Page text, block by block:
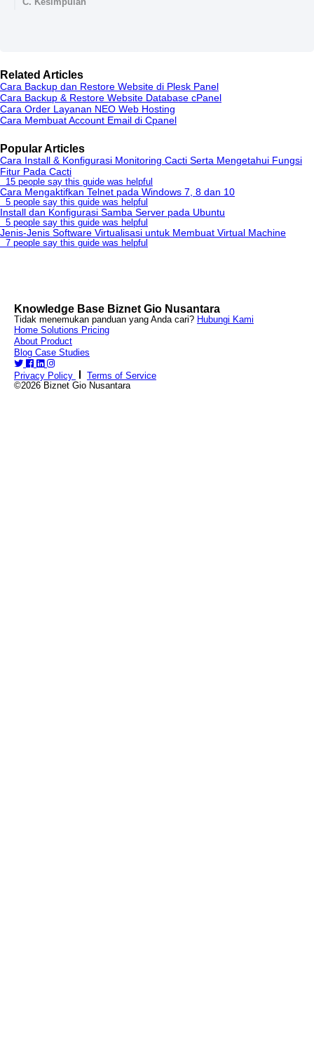
Related Articles
Cara Backup dan Restore Website di Plesk Panel
Cara Backup & Restore Website Database cPanel
Cara Order Layanan NEO Web Hosting
Cara Membuat Account Email di Cpanel
Popular Articles
Cara Install & Konfigurasi Monitoring Cacti Serta Mengetahui Fungsi
Fitur Pada Cacti
15 people say this guide was helpful
Cara Mengaktifkan Telnet pada Windows 7, 8 dan 10
5 people say this guide was helpful
Install dan Konfigurasi Samba Server pada Ubuntu
5 people say this guide was helpful
Jenis-Jenis Software Virtualisasi untuk Membuat Virtual Machine
7 people say this guide was helpful
Knowledge Base Biznet Gio Nusantara
Tidak menemukan panduan yang Anda cari? Hubungi Kami
Home Solutions Pricing
About Product
Blog Case Studies
Privacy Policy
Terms of Service
©2026 Biznet Gio Nusantara